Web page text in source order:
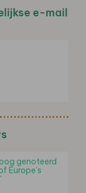
e-mail
genoteerd
Europe’s